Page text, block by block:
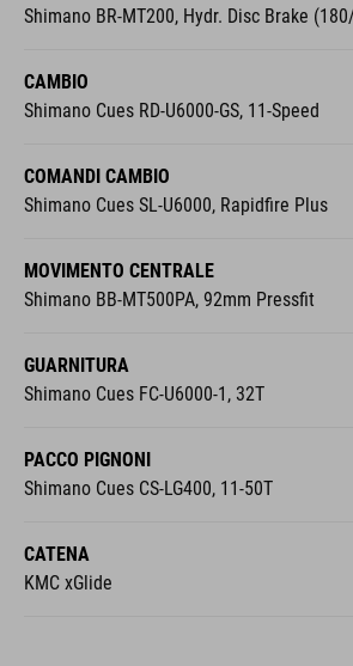
Shimano BR-MT200, Hydr. Disc Brake
CAMBIO
Shimano Cues RD-U6000-GS, 11-Speed
COMANDI CAMBIO
Shimano Cues SL-U6000, Rapidfire Plus
MOVIMENTO CENTRALE
Shimano BB-MT500PA, 92mm Pressfit
GUARNITURA
Shimano Cues FC-U6000-1, 32T
PACCO PIGNONI
Shimano Cues CS-LG400, 11-50T
CATENA
KMC xGlide